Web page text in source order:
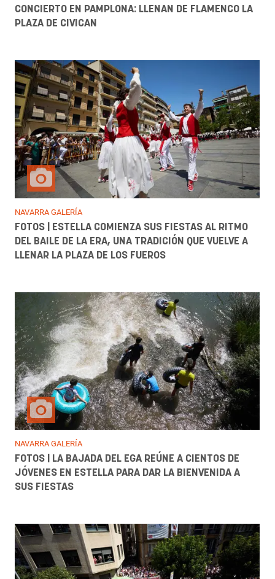
CONCIERTO EN PAMPLONA: LLENAN DE FLAMENCO LA
PLAZA DE CIVICAN
NAVARRA GALERÍA
FOTOS | ESTELLA COMIENZA SUS FIESTAS AL RITMO
DEL BAILE DE LA ERA, UNA TRADICIÓN QUE VUELVE A
LLENAR LA PLAZA DE LOS FUEROS
NAVARRA GALERÍA
FOTOS | LA BAJADA DEL EGA REÚNE A CIENTOS DE
JÓVENES EN ESTELLA PARA DAR LA BIENVENIDA A
SUS FIESTAS